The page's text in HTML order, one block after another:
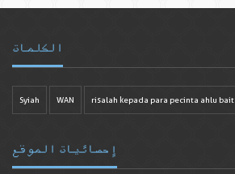
الكلمات
Syiah WAN risalah kepada para pecinta ahlu bait
إحصائيات الموقع